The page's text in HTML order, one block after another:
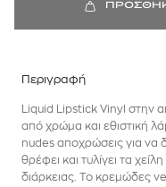
Περιγραφή
Liquid Lipstick Vinyl στην
από χρώμα και εθιστική
nudes αποχρώσεις για να
θρέφει και τυλίγει τα
διάρκειας. Το κρεμώδες